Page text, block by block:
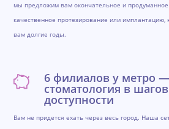
мы предложим вам окончательное и
качественное протезирование или имплантацию,
вам долгие годы.
6 филиалов у метро
стоматология в
доступности
Вам не придется ехать через весь город. Наша